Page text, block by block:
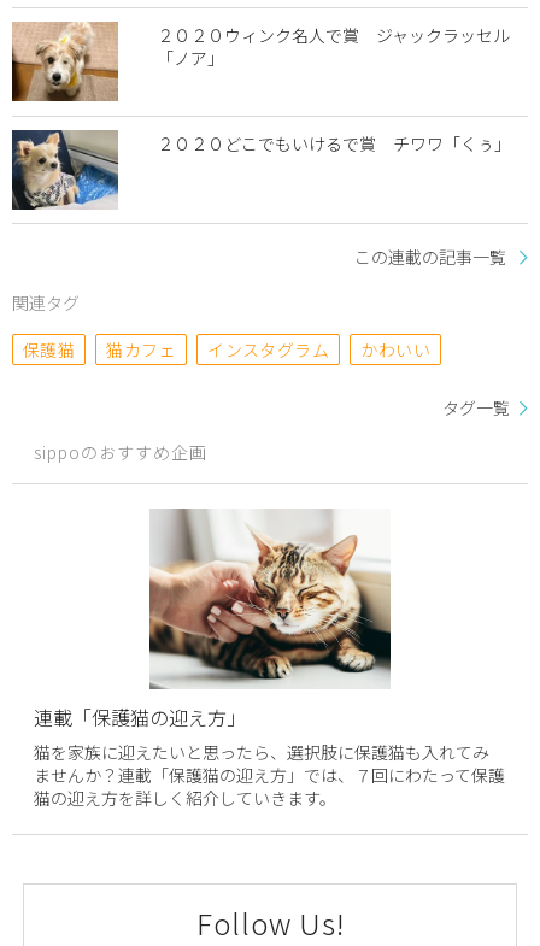
２０２０ウィンク名人で賞 ジャックラッセル
「ノア」
２０２０どこでもいけるで賞 チワワ「くぅ」
この連載の記事一覧
関連タグ
保護猫
猫カフェ インスタグラム かわいい
タグ一覧
sippoのおすすめ企画
連載「保護猫の迎え方」
猫を家族に迎えたいと思ったら、選択肢に保護猫も入れてみ
ませんか？連載「保護猫の迎え方」では、７回にわたって保護
猫の迎え方を詳しく紹介していきます。
Follow Us!